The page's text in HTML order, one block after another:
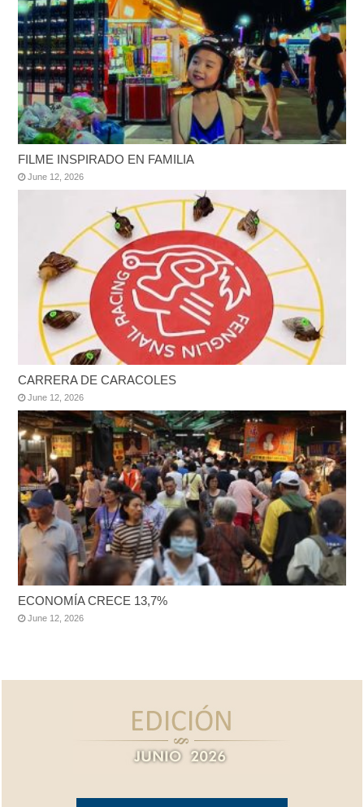
FILME INSPIRADO EN FAMILIA
June 12, 2026
CARRERA DE CARACOLES
June 12, 2026
ECONOMÍA CRECE 13,7%
June 12, 2026